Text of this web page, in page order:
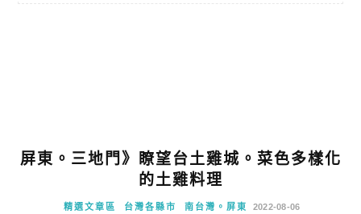
屏東。三地門》瞭望台土雞城。菜色多樣化
的土雞料理
精選文章區 台灣各縣市 南台灣。屏東 2022-08-06